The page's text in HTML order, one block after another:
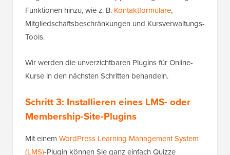
Funktionen hinzu, wie z. B. Kontaktformulare,
Mitgliedschaftsbeschränkungen und Kursverwaltungs-
Tools.
Wir werden die unverzichtbaren Plugins für Online-
Kurse in den nächsten Schritten behandeln.
Schritt 3: Installieren eines LMS- oder
Membership-Site-Plugins
Mit einem WordPress Learning Management System
(LMS)-Plugin können Sie ganz einfach Quizze